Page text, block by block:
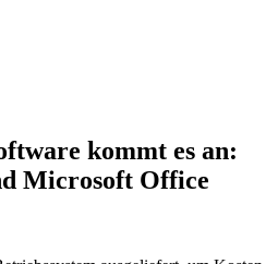
kommt es an:
Microsoft Office